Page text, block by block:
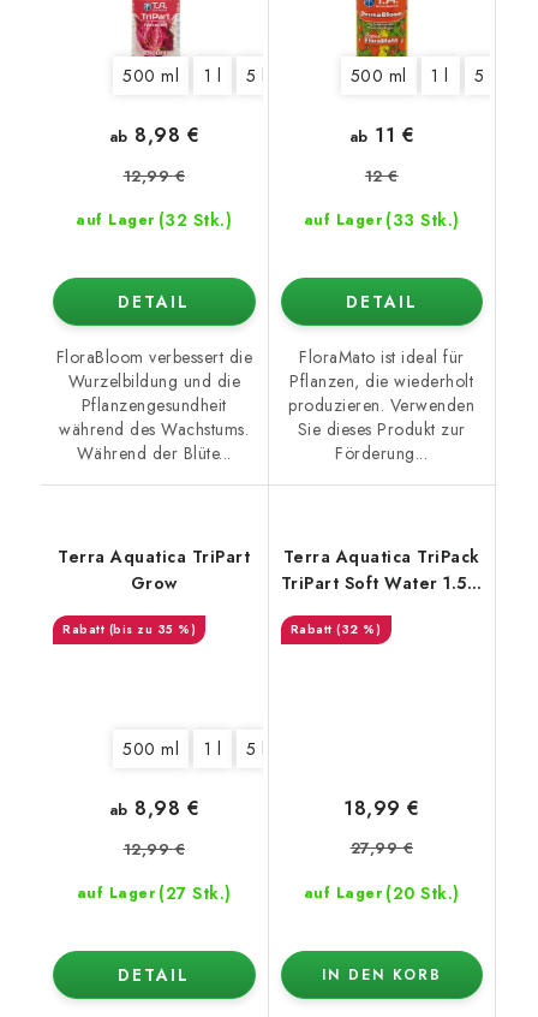
500 ml 1 l 5 l 60 l
auf Lager (32 Stk.)
ab 8,98 €
12,99 €
DETAIL
FloraBloom verbessert die
Wurzelbildung und die
Pflanzengesundheit
während des Wachstums.
Während der Blüte...
500 ml 1 l 5 l
auf Lager (33 Stk.)
ab 11 €
12 €
DETAIL
FloraMato ist ideal für
Pflanzen, die wiederholt
produzieren. Verwenden
Sie dieses Produkt zur
Förderung...
Terra Aquatica TriPart
Grow
(bis zu 35 %)
500 ml 1 l 5 l
auf Lager (27 Stk.)
ab 8,98 €
12,99 €
DETAIL
Terra Aquatica TriPack
TriPart Soft Water 1.5 l,
Dünger-Kits
(32 %)
auf Lager (20 Stk.)
18,99 €
27,99 €
IN DEN KORB